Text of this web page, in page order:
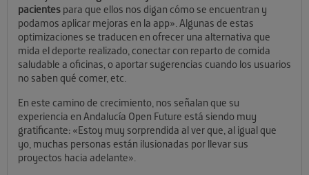
pacientes para que ellos nos digan cómo se encuentran y
podamos aplicar mejoras en la app». Algunas de estas
optimizaciones se traducen en ofrecer una alternativa que
mida el deporte realizado, conectar con reparto de comida
saludable a oficinas, o aportar sugerencias cuando los usuarios
no saben qué comer, etc.
En este camino de crecimiento, nos señalan que su
experiencia en Andalucía Open Future está siendo muy
gratificante: «Estoy muy sorprendida al ver que, al igual que
yo, muchas personas están ilusionadas por llevar sus
proyectos hacia adelante».